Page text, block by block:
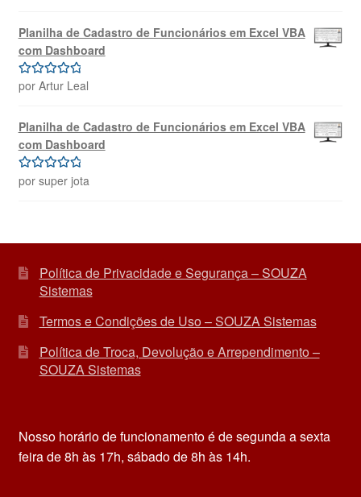
Planilha de Cadastro de Funcionários em Excel VBA
com Dashboard
Avaliação 5
por Artur Leal
Planilha de Cadastro de Funcionários em Excel VBA
com Dashboard
Avaliação5
por super jota
Política de Privacidade e Segurança – SOUZA
Sistemas
Termos e Condições de Uso – SOUZA Sistemas
Política de Troca, Devolução e Arrependimento –
SOUZA Sistemas
Nosso horário de funcionamento é de segunda a sexta
feira de 8h às 17h, sábado de 8h às 14h.